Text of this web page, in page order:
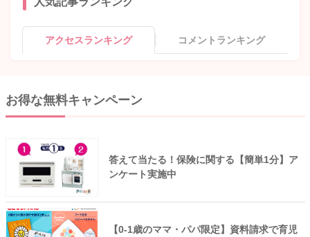
アクセスランキング コメントランキング
お得な無料キャンペーン
答えて当たる！保険に関する【簡単1分】ア
ンケート実施中
【0-1歳のママ・パパ限定】資料請求で育児